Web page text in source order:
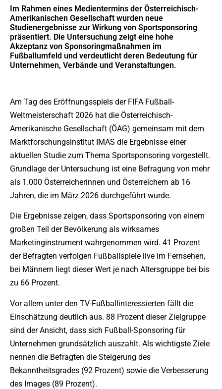
Im Rahmen eines Medientermins der Österreichisch-
Amerikanischen Gesellschaft wurden neue
Studienergebnisse zur Wirkung von Sportsponsoring
präsentiert. Die Untersuchung zeigt eine hohe
Akzeptanz von Sponsoringmaßnahmen im
Fußballumfeld und verdeutlicht deren Bedeutung für
Unternehmen, Verbände und Veranstaltungen.
Am Tag des Eröffnungsspiels der FIFA Fußball-
Weltmeisterschaft 2026 hat die Österreichisch-
Amerikanische Gesellschaft (ÖAG) gemeinsam mit dem
Marktforschungsinstitut IMAS die Ergebnisse einer
aktuellen Studie zum Thema Sportsponsoring vorgestellt.
Grundlage der Untersuchung ist eine Befragung von mehr
als 1.000 Österreicherinnen und Österreichern ab 16
Jahren, die im März 2026 durchgeführt wurde.
Die Ergebnisse zeigen, dass Sportsponsoring von einem
großen Teil der Bevölkerung als wirksames
Marketinginstrument wahrgenommen wird. 41 Prozent
der Befragten verfolgen Fußballspiele live im Fernsehen,
bei Männern liegt dieser Wert je nach Altersgruppe bei bis
zu 66 Prozent.
Vor allem unter den TV-Fußballinteressierten fällt die
Einschätzung deutlich aus. 88 Prozent dieser Zielgruppe
sind der Ansicht, dass sich Fußball-Sponsoring für
Unternehmen grundsätzlich auszahlt. Als wichtigste Ziele
nennen die Befragten die Steigerung des
Bekanntheitsgrades (92 Prozent) sowie die Verbesserung
des Images (89 Prozent).